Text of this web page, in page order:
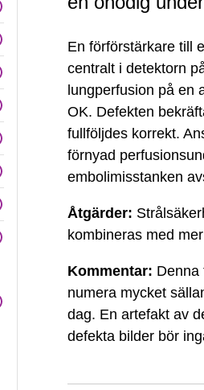
hos
ledde
till
felaktig
diagnos
En förförstärkare till
centralt i detektorn
lungperfusion på en
OK. Defekten
fullföljdes korrekt.
förnyad
embolimisstanken
Åtgärder:
kombineras med
Kommentar: Denna
numera mycket
dag. En artefakt av
defekta bilder bör